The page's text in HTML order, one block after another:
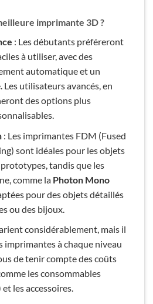
imprimante 3D ?
: Les débutants préféreront
à utiliser, avec des
automatique et un
Les utilisateurs avancés, en
des options plus
: Les imprimantes FDM (Fused
sont idéales pour les objets
tandis que les
comme la Photon Mono
pour des objets détaillés
ou des bijoux.
considérablement, mais il
imprimantes à chaque niveau
de tenir compte des coûts
les consommables
les accessoires.